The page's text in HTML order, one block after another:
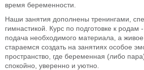
время беременности.
Наши занятия дополнены тренингами,
гимнастикой. Курс по подготовке к родам
подача необходимого материала, а
стараемся создать на занятиях особое
пространство, где беременная (либо
спокойно, уверенно и уютно.